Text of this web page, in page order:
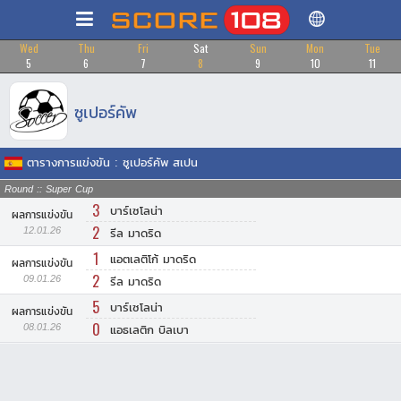
Wed
5
Thu
6
Fri
7
Sat
8
Sun
9
Mon
10
Tue
11
ซูเปอร์คัพ
ตารางการแข่งขัน : ซูเปอร์คัพ สเปน
Round :: Super Cup
ผลการแข่งขัน
12.01.26
3 บาร์เซโลน่า
2 รีล มาดริด
ผลการแข่งขัน
09.01.26
1 แอตเลติโก้ มาดริด
2 รีล มาดริด
ผลการแข่งขัน
08.01.26
5 บาร์เซโลน่า
0 แอธเลติก บิลเบา